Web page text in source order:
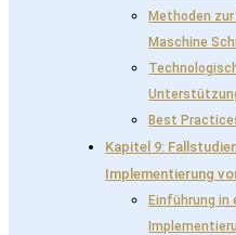
Methoden
Maschine
Best
Kapitel 9:
Implementierung
Einführung in